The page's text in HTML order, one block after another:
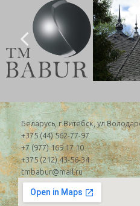
Беларусь, г.Витебск,
+375 (44) 562-77-97
+7 (977) 169 17 10
+375 (212) 43-56-34
tmbabur@mail.ru